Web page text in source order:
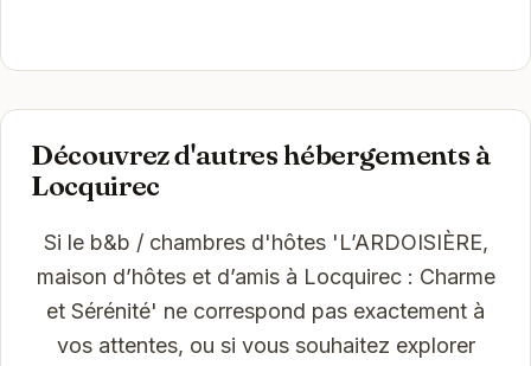
Découvrez d'autres hébergements à
Locquirec
Si le b&b / chambres d'hôtes 'L’ARDOISIÈRE,
maison d’hôtes et d’amis à Locquirec : Charme
et Sérénité' ne correspond pas exactement à
vos attentes, ou si vous souhaitez explorer